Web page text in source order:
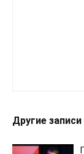
Другие записи